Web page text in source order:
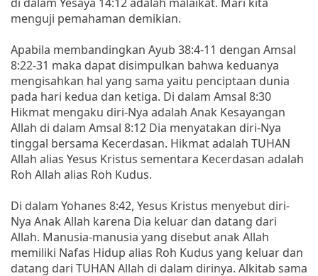
menguji pemahaman demikian.
Apabila membandingkan Ayub 38:4-11 dengan Amsal
8:22-31 maka dapat disimpulkan bahwa keduanya
mengisahkan hal yang sama yaitu penciptaan dunia
pada hari kedua dan ketiga. Di dalam Amsal 8:30
Hikmat mengaku diri-Nya adalah Anak Kesayangan
Allah di dalam Amsal 8:12 Dia menyatakan diri-Nya
tinggal bersama Kecerdasan. Hikmat adalah TUHAN
Allah alias Yesus Kristus sementara Kecerdasan adalah
Roh Allah alias Roh Kudus.
Di dalam Yohanes 8:42, Yesus Kristus menyebut diri-
Nya Anak Allah karena Dia keluar dan datang dari
Allah. Manusia-manusia yang disebut anak Allah
memiliki Nafas Hidup alias Roh Kudus yang keluar dan
datang dari TUHAN Allah di dalam dirinya. Alkitab sama